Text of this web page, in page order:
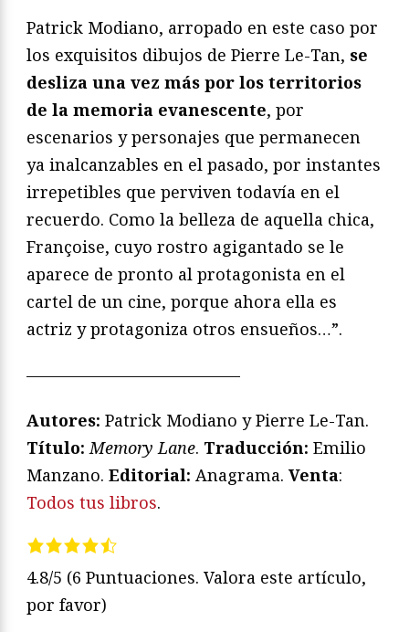
Patrick Modiano, arropado en este caso por
los exquisitos dibujos de Pierre Le-Tan, se
desliza una vez más por los territorios
de la memoria evanescente, por
escenarios y personajes que permanecen
ya inalcanzables en el pasado, por instantes
irrepetibles que perviven todavía en el
recuerdo. Como la belleza de aquella chica,
Françoise, cuyo rostro agigantado se le
aparece de pronto al protagonista en el
cartel de un cine, porque ahora ella es
actriz y protagoniza otros ensueños…”.
—————————————
Autores: Patrick Modiano y Pierre Le-Tan.
Título: Memory Lane. Traducción: Emilio
Manzano. Editorial: Anagrama. Venta:
Todos tus libros.
4.8/5 (6 Puntuaciones. Valora este artículo,
por favor)